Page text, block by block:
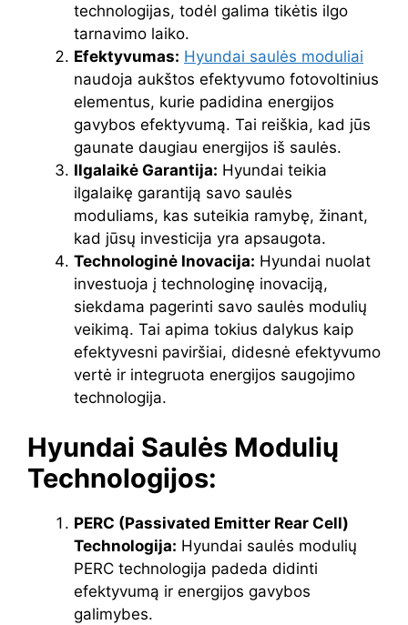
technologijas, todėl galima tikėtis ilgo
tarnavimo laiko.
Efektyvumas: Hyundai saulės moduliai
naudoja aukštos efektyvumo fotovoltinius
elementus, kurie padidina energijos
gavybos efektyvumą. Tai reiškia, kad jūs
gaunate daugiau energijos iš saulės.
Ilgalaikė Garantija: Hyundai teikia
ilgalaikę garantiją savo saulės
moduliams, kas suteikia ramybę, žinant,
kad jūsų investicija yra apsaugota.
Technologinė Inovacija: Hyundai nuolat
investuoja į technologinę inovaciją,
siekdama pagerinti savo saulės modulių
veikimą. Tai apima tokius dalykus kaip
efektyvesni paviršiai, didesnė efektyvumo
vertė ir integruota energijos saugojimo
technologija.
Hyundai Saulės Modulių
Technologijos:
PERC (Passivated Emitter Rear Cell)
Technologija: Hyundai saulės modulių
PERC technologija padeda didinti
efektyvumą ir energijos gavybos
galimybes.